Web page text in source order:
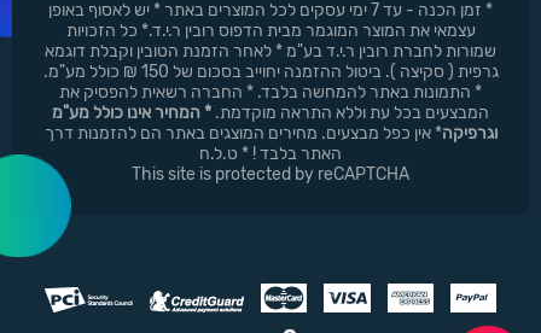
* זמן הכנה - עד 7 ימי עסקים לכל המוצרים באתר * יש לאסוף באופן
עצמאי את המוצר המוגמר מבית הדפוס רובין ר.י.ד.* כל הזכויות
שמורות לחברת רובין ר.י.ד בע"מ * לאחר הזמנת הטובין וקבלת דוגמא
גרפית ( סקיצה ). ביטול ההזמנה יחוייב בסכום של 150 ₪ כולל מע"מ.
* התמונות באתר להמחשה בלבד. * החברה רשאית להפסיק את
המבצעים בכל עת וללא התראה מוקדמת. * המחיר אינו כולל מע"מ
וגרפיקה* אין כפל מבצעים. מחירים המוצגים באתר הם להזמנות דרך
האתר בלבד ! * ט.ל.ח
This site is protected by reCAPTCHA